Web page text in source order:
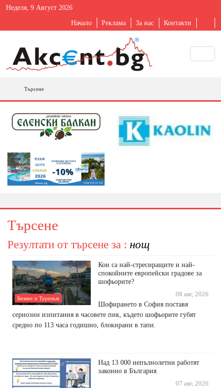
Неделя, 9 Август 2026
Начало Реклама За нас Контакти
Търсене
Търсене
Резултати от търсене за : нощ
Бизнес и Туризъм
Кои са най-стресиращите и най-
спокойните европейски градове за
шофьорите?
08 авг, 2026
Шофирането в София поставя
сериозни изпитания в часовете пик, където шофьорите губят
средно по 113 часа годишно, блокирани в тапи.
Над 13 000 непълнолетни работят
законно в България
07 авг, 2026